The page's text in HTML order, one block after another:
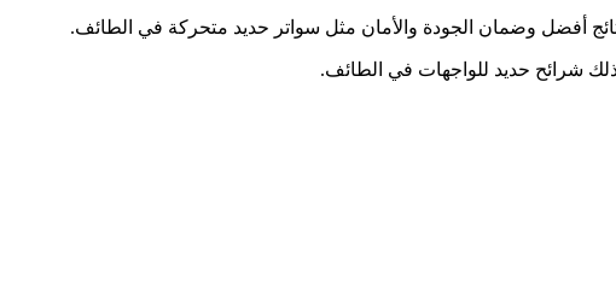
أفضل وضمان الجودة والأمان مثل سواتر حديد متحركة في الطائف.
شرائح حديد للواجهات في الطائف.